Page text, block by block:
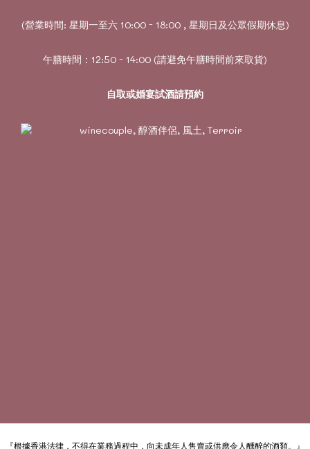
(營業時間: 星期一至六 10:00 - 18:00 , 星期日及公眾假期休息)
午膳時間：12:50 - 14:00 (請避免午膳時間前來取貨)
自取或婚宴試酒請預約
『根據香港法律，不得在業務過程中，向未成年人售賣或供應令人醺醉的酒類。』